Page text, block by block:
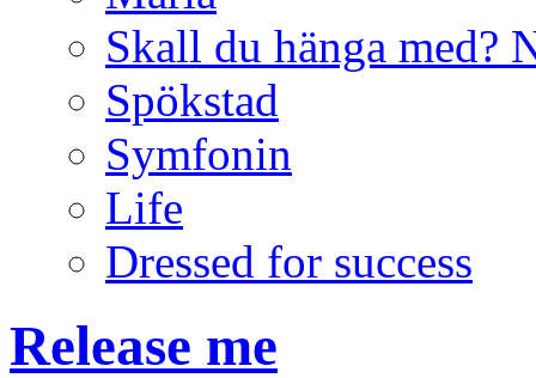
Skall du hänga med?
Spökstad
Symfonin
Life
Dressed for success
Release me